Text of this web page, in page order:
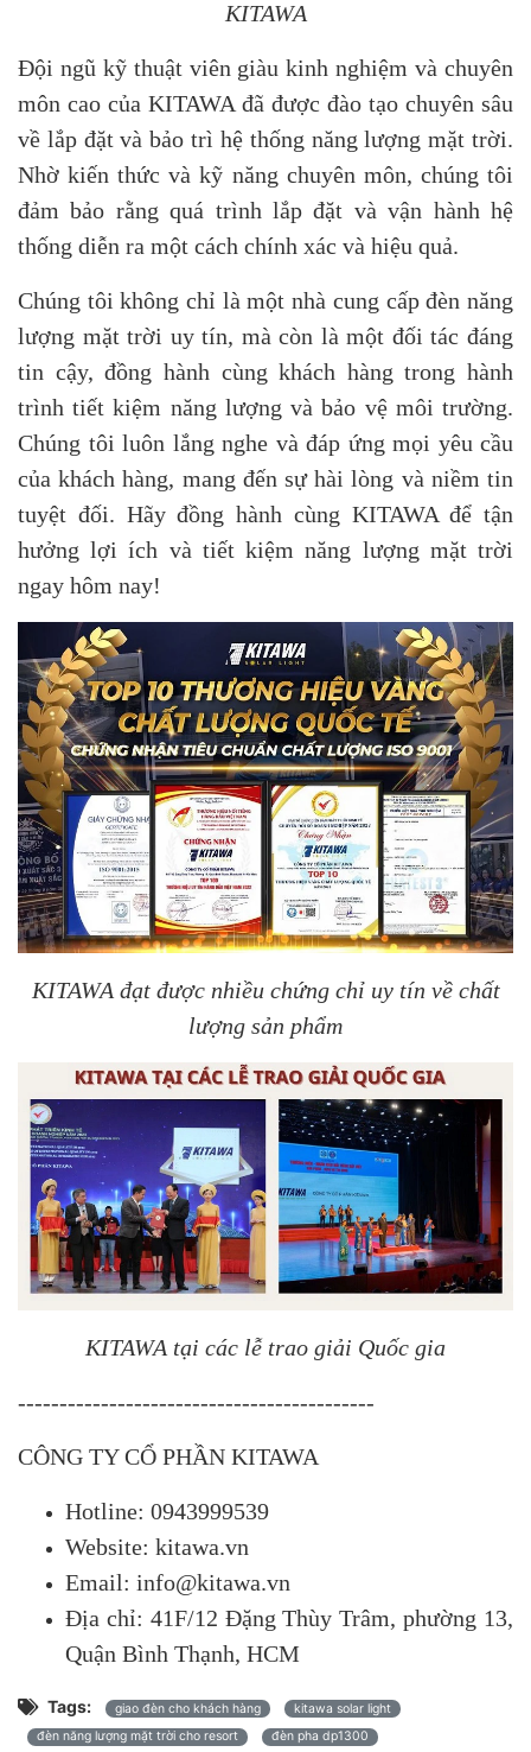
KITAWA
Đội ngũ kỹ thuật viên giàu kinh nghiệm và chuyên
môn cao của KITAWA đã được đào tạo chuyên sâu
về lắp đặt và bảo trì hệ thống năng lượng mặt trời.
Nhờ kiến thức và kỹ năng chuyên môn, chúng tôi
đảm bảo rằng quá trình lắp đặt và vận hành hệ
thống diễn ra một cách chính xác và hiệu quả.
Chúng tôi không chỉ là một nhà cung cấp đèn năng
lượng mặt trời uy tín, mà còn là một đối tác đáng
tin cậy, đồng hành cùng khách hàng trong hành
trình tiết kiệm năng lượng và bảo vệ môi trường.
Chúng tôi luôn lắng nghe và đáp ứng mọi yêu cầu
của khách hàng, mang đến sự hài lòng và niềm tin
tuyệt đối. Hãy đồng hành cùng KITAWA để tận
hưởng lợi ích và tiết kiệm năng lượng mặt trời
ngay hôm nay!
KITAWA đạt được nhiều chứng chỉ uy tín về chất
lượng sản phẩm
KITAWA tại các lễ trao giải Quốc gia
-------------------------------------------
CÔNG TY CỔ PHẦN KITAWA
Hotline: 0943999539
Website: kitawa.vn
Email: info@kitawa.vn
Địa chỉ: 41F/12 Đặng Thùy Trâm, phường 13,
Quận Bình Thạnh, HCM
Tags: giao đèn cho khách hàng
kitawa solar light
đèn năng lượng mặt trời cho resort
đèn pha dp1300